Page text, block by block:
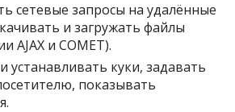
сетевые запросы на удалённые
и загружать файлы
AJAX и COMET).
устанавливать куки, задавать
показывать